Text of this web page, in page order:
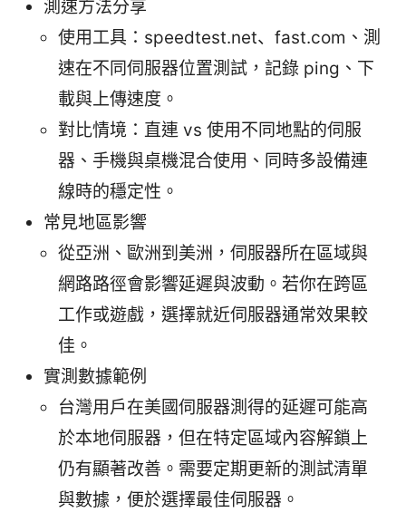
測速方法分享
使用工具：speedtest.net、fast.com、測
速在不同伺服器位置測試，記錄 ping、下
載與上傳速度。
對比情境：直連 vs 使用不同地點的伺服
器、手機與桌機混合使用、同時多設備連
線時的穩定性。
常見地區影響
從亞洲、歐洲到美洲，伺服器所在區域與
網路路徑會影響延遲與波動。若你在跨區
工作或遊戲，選擇就近伺服器通常效果較
佳。
實測數據範例
台灣用戶在美國伺服器測得的延遲可能高
於本地伺服器，但在特定區域內容解鎖上
仍有顯著改善。需要定期更新的測試清單
與數據，便於選擇最佳伺服器。